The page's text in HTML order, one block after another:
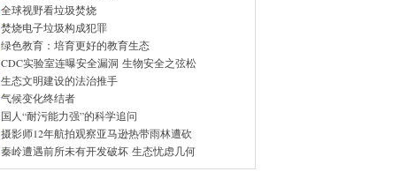
全球视野看垃圾焚烧
焚烧电子垃圾构成犯罪
绿色教育：培育更好的教育生态
CDC实验室连曝安全漏洞 生物安全之弦松
生态文明建设的法治推手
气候变化终结者
国人“耐污能力强”的科学追问
摄影师12年航拍观察亚马逊热带雨林遭砍
秦岭遭遇前所未有开发破坏 生态忧虑几何